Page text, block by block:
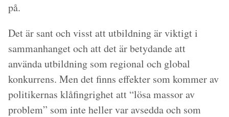
på.
Det är sant och visst att utbildning är viktigt i
sammanhanget och att det är betydande att
använda utbildning som regional och global
konkurrens. Men det finns effekter som kommer av
politikernas klåfingrighet att “lösa massor av
problem” som inte heller var avsedda och som